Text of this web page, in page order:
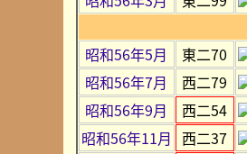
昭和56年5月
東二70
昭和56年7月
西二79
昭和56年9月
西二54
昭和56年11月 西二37